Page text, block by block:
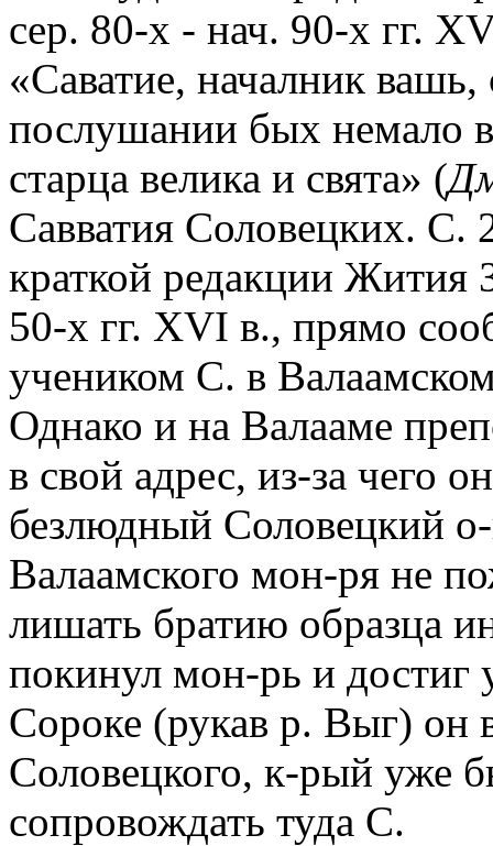
сер. 80-х - нач. 90-х гг.
«Саватие, началник
послушании бых немало
старца велика и свята» (
Савватия Соловецких. С.
краткой редакции Жития
50-х гг. XVI в., прямо
учеником С. в
Однако и на Валааме
в свой адрес, из-за чего
безлюдный Соловецкий
Валаамского мон-ря не
лишать братию образца
покинул мон-рь и достиг
Сороке (рукав р. Выг) он
Соловецкого, к-рый уже
сопровождать туда С.